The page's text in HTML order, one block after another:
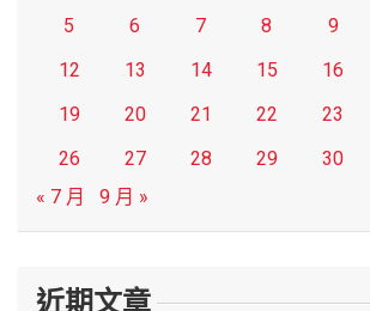
5
6 7 8 9
12
13 14 15 16
19
20 21 22 23
26
27 28 29 30
« 7 月
9 月 »
近期文章